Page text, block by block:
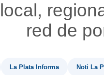
red de
La Plata Informa Noti La